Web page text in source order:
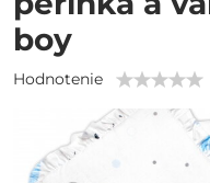
boy
Hodnotenie